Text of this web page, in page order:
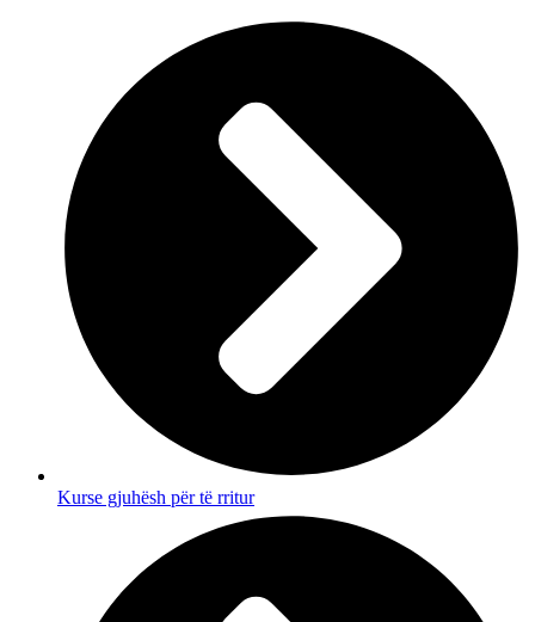
Kurse gjuhësh për të rritur